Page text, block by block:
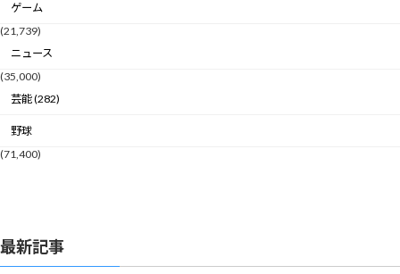
ゲーム
(21,739)
ニュース
(35,000)
芸能 (282)
野球
(71,400)
最新記事